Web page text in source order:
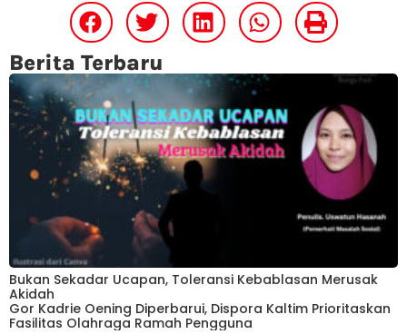
Berita Terbaru
Bukan Sekadar Ucapan, Toleransi Kebablasan Merusak
Akidah
Gor Kadrie Oening Diperbarui, Dispora Kaltim Prioritaskan
Fasilitas Olahraga Ramah Pengguna